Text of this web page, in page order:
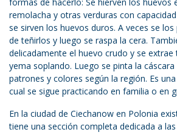
remolacha y otras verduras con
se sirven los huevos duros. A veces se
de teñirlos y luego se raspa la cera.
delicadamente el huevo crudo y se
yema soplando. Luego se pinta la
patrones y colores según la región. Es
cual se sigue practicando en familia o en
En la ciudad de Ciechanow en Polonia
tiene una sección completa dedicada a las